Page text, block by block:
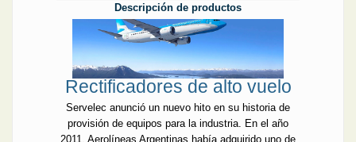
Descripción de productos
Rectificadores de alto vuelo
Servelec anunció un nuevo hito en su historia de
provisión de equipos para la industria. En el año
2011, Aerolíneas Argentinas había adquirido uno de